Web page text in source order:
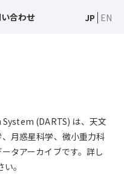
合わせ JP EN
(DARTS) は、天文
月惑星科学、微小重力科
タアーカイブです。詳し
。